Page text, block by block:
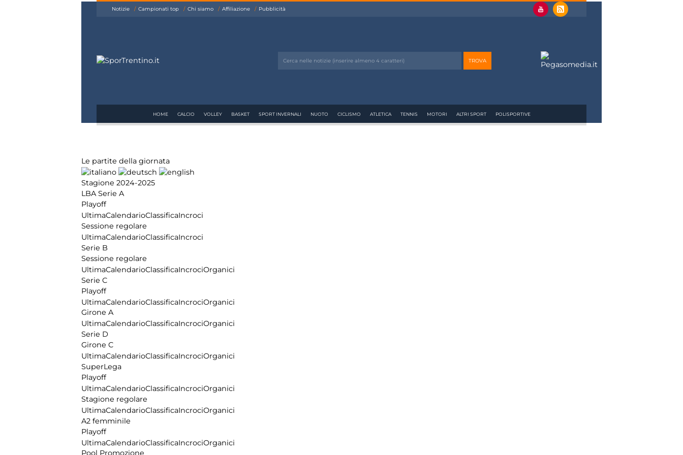
Notizie Campionati top Chi siamo Affiliazione Pubblicità
HOME CALCIO VOLLEY BASKET SPORT INVERNALI NUOTO CICLISMO ATLETICA TENNIS MOTORI ALTRI SPORT POLISPORTIVE
Le partite della giornata
Stagione 2024-2025
LBA Serie A
Playoff
UltimaCalendarioClassificaIncroci
Sessione regolare
UltimaCalendarioClassificaIncroci
Serie B
Sessione regolare
UltimaCalendarioClassificaIncrociOrganici
Serie C
Playoff
UltimaCalendarioClassificaIncrociOrganici
Girone A
UltimaCalendarioClassificaIncrociOrganici
Serie D
Girone C
UltimaCalendarioClassificaIncrociOrganici
SuperLega
Playoff
UltimaCalendarioClassificaIncrociOrganici
Stagione regolare
UltimaCalendarioClassificaIncrociOrganici
A2 femminile
Playoff
UltimaCalendarioClassificaIncrociOrganici
Pool Promozione